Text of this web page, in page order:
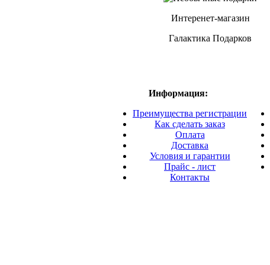
Интеренет-магазин
Галактика Подарков
Информация:
Преимущества регистрации
Как сделать заказ
Оплата
Доставка
Условия и гарантии
Прайс - лист
Контакты